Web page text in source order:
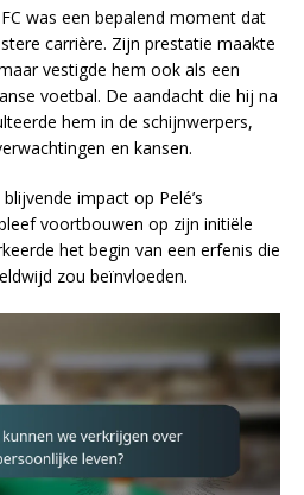
was een bepalend moment dat
carrière. Zijn prestatie maakte
vestigde hem ook als een
voetbal. De aandacht die hij na
hem in de schijnwerpers,
en kansen.
impact op Pelé’s
voortbouwen op zijn initiële
het begin van een erfenis die
zou beïnvloeden.